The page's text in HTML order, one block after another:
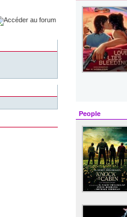
People